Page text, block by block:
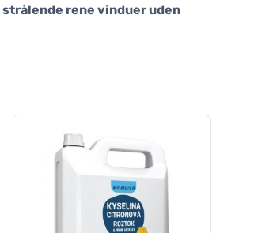
strålende rene vinduer uden